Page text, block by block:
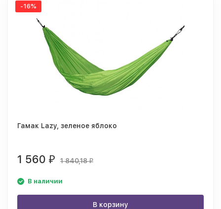
-16%
Гамак Lazy, зеленое яблоко
1 560 ₽ 1 840,18₽
В наличии
В корзину